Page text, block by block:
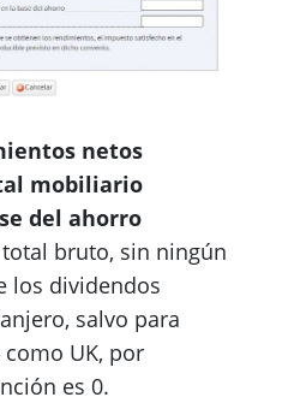
netos
mobiliario
del ahorro
bruto, sin ningún
los dividendos
salvo para
UK, por
es 0.